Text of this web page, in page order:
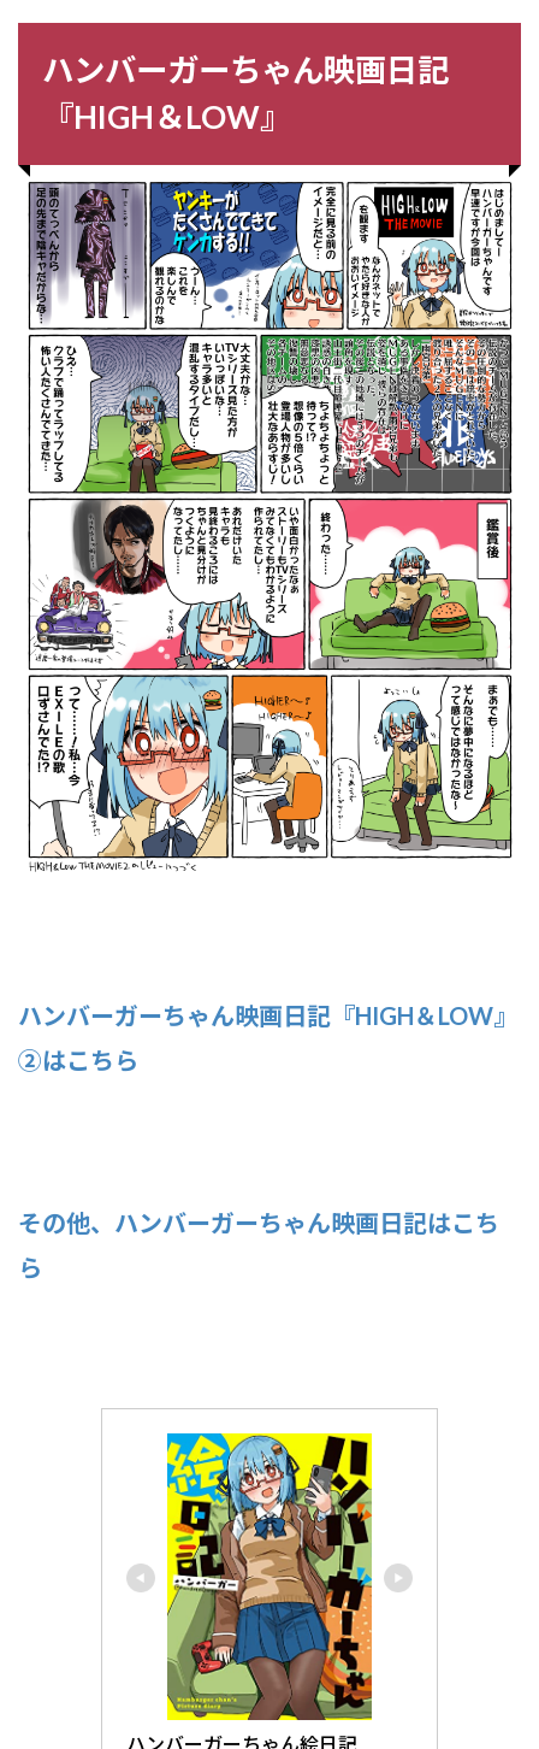
ハンバーガーちゃん映画日記
『HIGH＆LOW』
ハンバーガーちゃん映画日記『HIGH＆LOW』
②はこちら
その他、ハンバーガーちゃん映画日記はこち
ら
ハンバーガーちゃん絵日記